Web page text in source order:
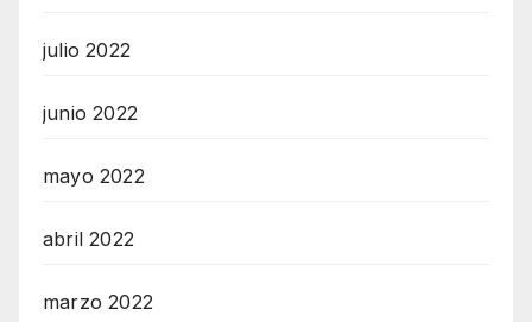
julio 2022
junio 2022
mayo 2022
abril 2022
marzo 2022